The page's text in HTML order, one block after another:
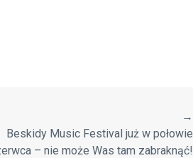
→
Beskidy Music Festival już w połowie
– nie może Was tam zabraknąć!